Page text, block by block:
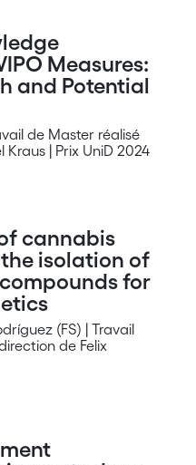
Measures:
and Potential
de Master réalisé
| Prix UniD 2024
cannabis
isolation of
for
(FS) | Travail
de Felix